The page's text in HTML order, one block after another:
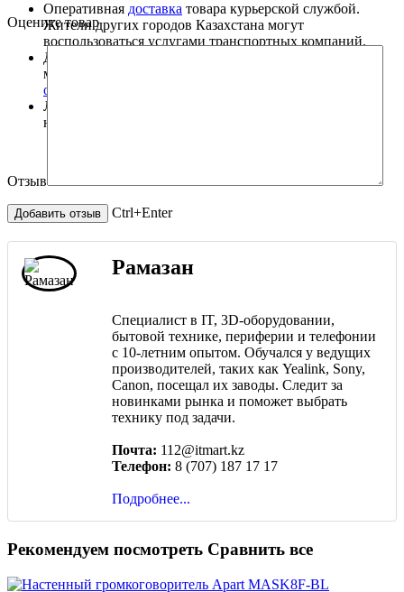
Оперативная доставка товара курьерской службой.
Жители других городов Казахстана могут
воспользоваться услугами транспортных компаний.
Дилерская гарантия на всю технику. При поломке
машины в рамках гарантийного срока обязуемся
отремонтировать
Любые способы
наложенный платеж.
Оцените товар
Отзыв
Ctrl+Enter
Рамазан
Специалист в IT, 3D-оборудовании,
бытовой технике, периферии и телефонии
с 10-летним опытом. Обучался у ведущих
производителей, таких как Yealink, Sony,
Canon, посещал их заводы. Следит за
новинками рынка и поможет выбрать
технику под задачи.
Почта: 112@itmart.kz
Телефон: 8 (707) 187 17 17
Подробнее...
Рекомендуем посмотреть Сравнить все